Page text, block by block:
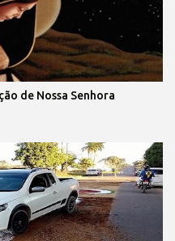
de Nossa Senhora